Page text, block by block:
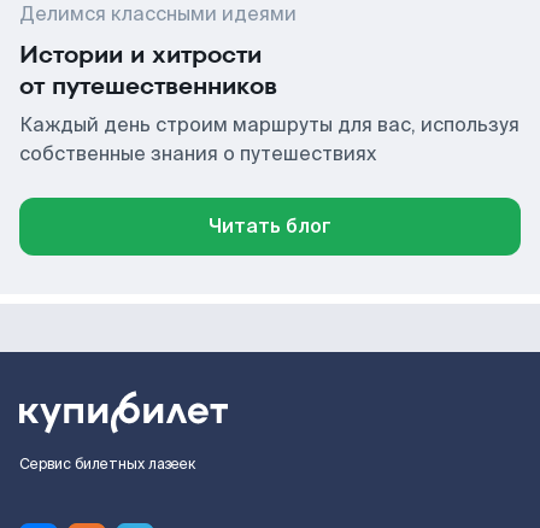
Делимся классными идеями
Истории и хитрости
от путешественников
Каждый день строим маршруты для вас, используя
собственные знания о путешествиях
Читать блог
Сервис билетных лазеек